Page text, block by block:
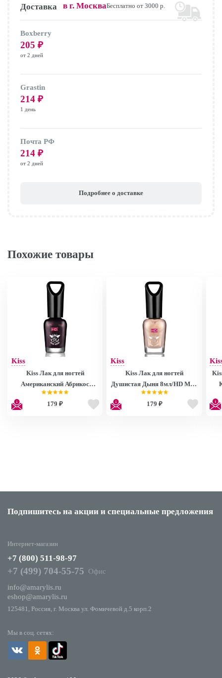
Доставка в г. МоскваБесплатно от 3000 р.
Boxberry
205 ₽
от 2 дней
Grastin
214 ₽
1 день
Почта РФ
214 ₽
от 2 дней
Подробнее о доставке
Похожие товары
Kiss
Kiss Лак для ногтей
Американский Абрикос
8мл/HD Mini Nail Polish
MNP28
179 ₽
Kiss
Kiss Лак для ногтей
Душистая Дыня 8мл/HD Mini
Nail Polish MNP27
179 ₽
Подпишитесь на акции и специальные предложения
Мы в соц. сетях:
Интернет-магазин
+7 (800) 511-98-97
+7 (499) 704-55-75
Офис
info@amarylis.ru
eshop@amarylis.ru
125481, Россия, г. Москва ул. Фомичевой д.5 корп.2